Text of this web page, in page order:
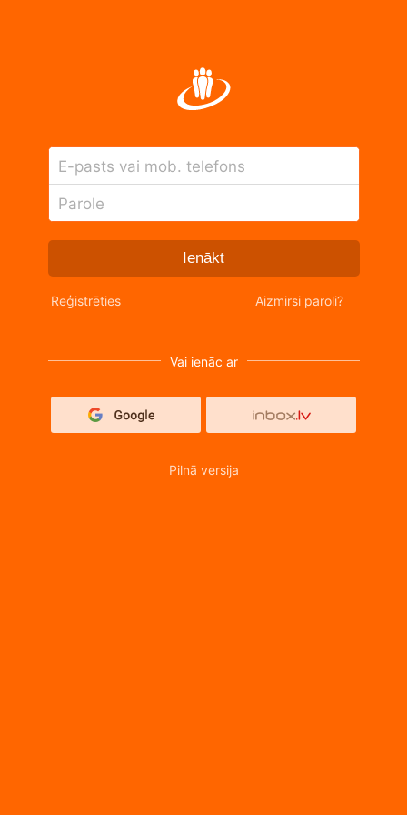
E-pasts vai mob. telefons
Parole
Ienākt
Reģistrēties Aizmirsi paroli?
Vai ienāc ar
Pilnā versija